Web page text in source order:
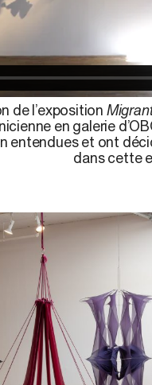
de l’exposition
en galerie
entendues et ont
dans cette